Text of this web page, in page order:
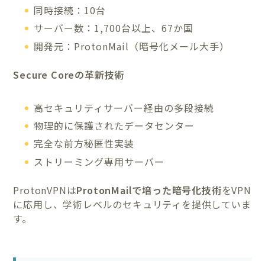
同時接続：10台
サーバー数：1,700台以上、67か国
開発元：ProtonMail（暗号化メール大手）
Secure Coreの革新技術
高セキュリティサーバー経由の多段接続
物理的に保護されたデータセンター
完全な前方秘匿性実装
ストリーミング専用サーバー
ProtonVPNはProtonMailで培った暗号化技術をVPN
に応用し、学術レベルのセキュリティを提供していま
す。